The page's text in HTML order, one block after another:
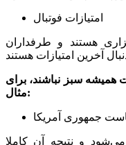
امتیازات فوتبال
هستند و طرفداران
سبز نباشند، برای
مثال:
جمهوری آمریکا
برگزار می‌شود و نتیجه آن کاملا